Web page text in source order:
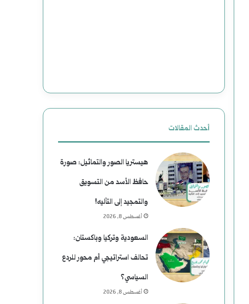
أحدث المقالات
هيستريا الصور والتماثيل: صورة
حافظ الأسد من التسويق
والتمجيد إلى التأليه!
أغسطس 8, 2026
السعودية وتركيا وباكستان:
تحالف استراتيجي أم محور للردع
السياسي؟
أغسطس 8, 2026